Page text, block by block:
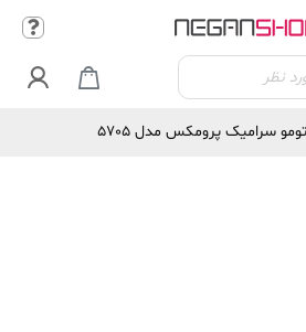

سرامیک پرومکس مدل 5705